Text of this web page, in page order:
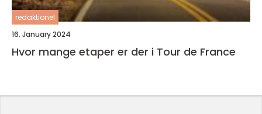
redaktionel
16. January 2024
Hvor mange etaper er der i Tour de France